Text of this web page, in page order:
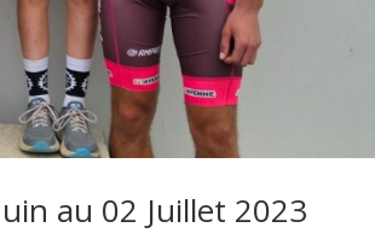
au 02 Juillet 2023